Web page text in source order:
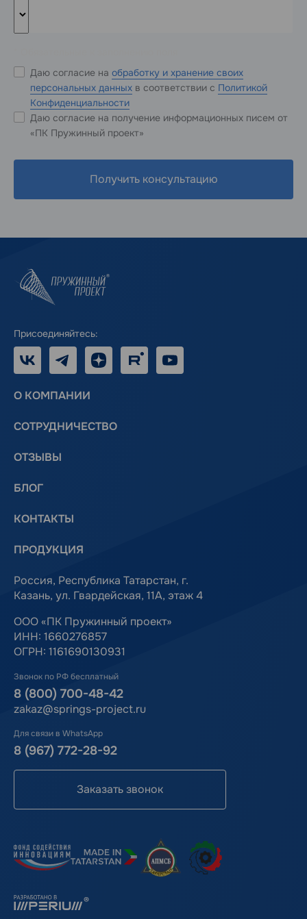
Даю согласие на обработку и хранение своих
персональных данных в соответствии с Политикой
Конфиденциальности
Даю согласие на получение информационных писем от
«ПК Пружинный проект»
Получить консультацию
Присоединяйтесь:
VK TelegramДзен RUTUBE
О КОМПАНИИ
СОТРУДНИЧЕСТВО
ОТЗЫВЫ
БЛОГ
КОНТАКТЫ
ПРОДУКЦИЯ
Россия, Республика Татарстан, г.
Казань, ул. Гвардейская, 11А, этаж 4
ООО «ПК Пружинный проект»
ИНН: 1660276857
ОГРН: 1161690130931
Звонок по РФ бесплатный
8 (800) 700-48-42
zakaz@springs-project.ru
Для связи в WhatsApp
8 (967) 772-28-92
Заказать звонок